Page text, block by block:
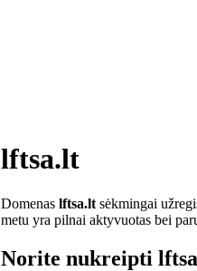
lftsa.lt
Domenas lftsa.lt sėkmingai
metu yra pilnai aktyvuotas bei
Norite nukreipti